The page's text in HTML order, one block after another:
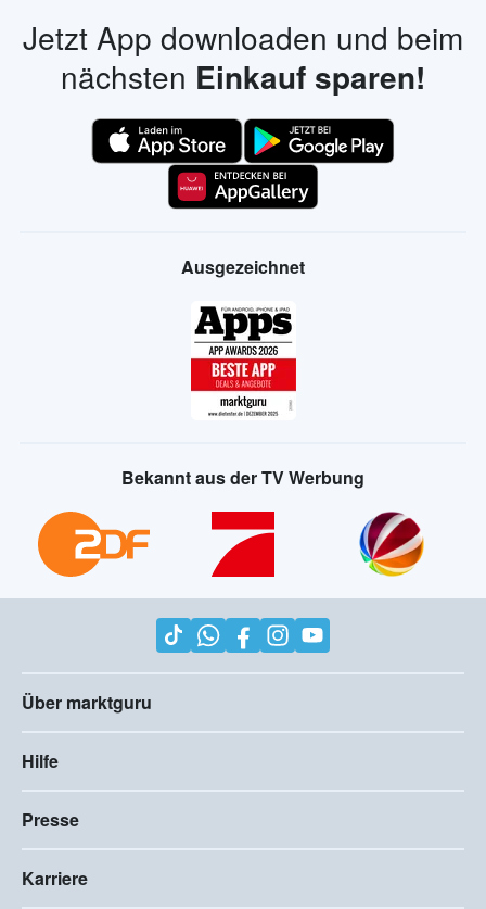
Jetzt App downloaden und beim
nächsten Einkauf sparen!
Ausgezeichnet
Bekannt aus der TV Werbung
Über marktguru
Hilfe
Presse
Karriere